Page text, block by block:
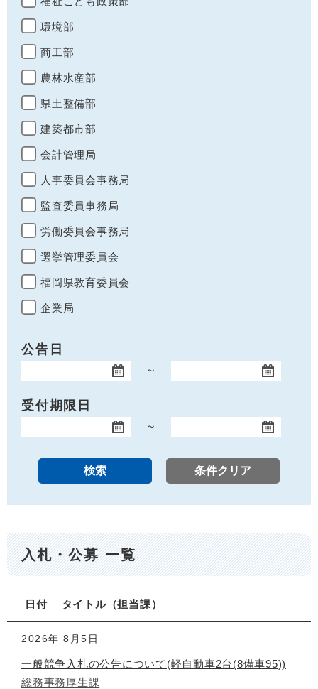
環境部
商工部
農林水産部
県土整備部
建築都市部
会計管理局
人事委員会事務局
監査委員事務局
労働委員会事務局
選挙管理委員会
福岡県教育委員会
企業局
公告日
開始日
～
終了日
受付期限日
開始日
～
終了日
入札・公募 一覧
日付 タイトル 担当課
2026年 8月5日
一般競争入札の公告について(軽自動車2台(8備車95))
総務事務厚生課